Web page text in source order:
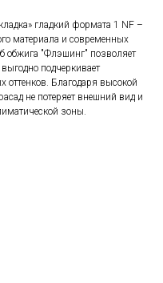
гладкий формата 1 NF –
материала и современных
обжига "Флэшинг" позволяет
подчеркивает
оттенков. Благодаря высокой
не потеряет внешний вид и
зоны.